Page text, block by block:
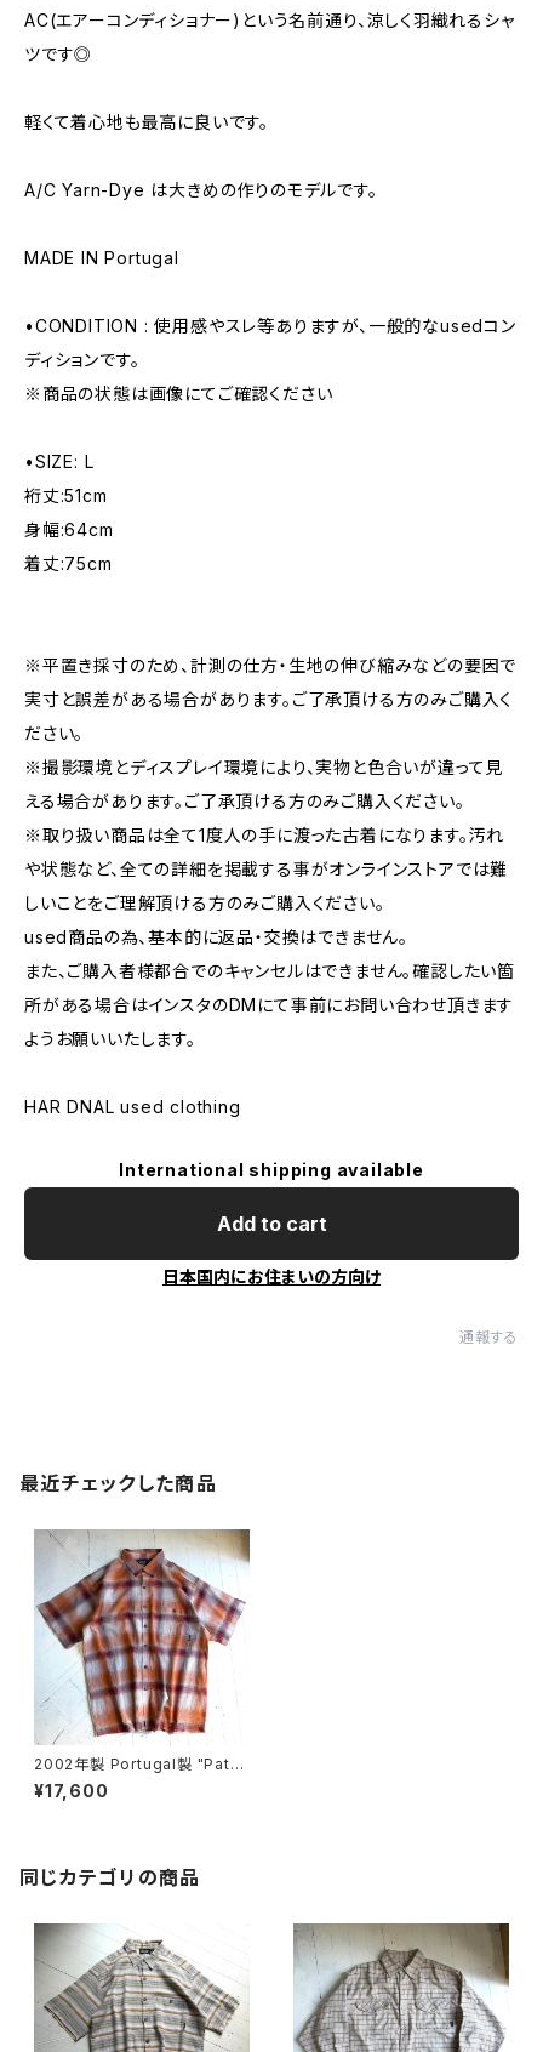
AC(エアーコンディショナー)という名前通り、涼しく羽織れるシャ
ツです◎
軽くて着心地も最高に良いです。
A/C Yarn-Dye は大きめの作りのモデルです。
MADE IN Portugal
•CONDITION : 使用感やスレ等ありますが、一般的なusedコン
ディションです。
※商品の状態は画像にてご確認ください
•SIZE: L
裄丈:51cm
身幅:64cm
着丈:75cm
※平置き採寸のため、計測の仕方・生地の伸び縮みなどの要因で
実寸と誤差がある場合があります。ご了承頂ける方のみご購入く
ださい。
※撮影環境とディスプレイ環境により、実物と色合いが違って見
える場合があります。ご了承頂ける方のみご購入ください。
※取り扱い商品は全て1度人の手に渡った古着になります。汚れ
や状態など、全ての詳細を掲載する事がオンラインストアでは難
しいことをご理解頂ける方のみご購入ください。
used商品の為、基本的に返品・交換はできません。
また、ご購入者様都合でのキャンセルはできません。確認したい箇
所がある場合はインスタのDMにて事前にお問い合わせ頂きます
ようお願いいたします。
HAR DNAL used clothing
International shipping available
Add to cart
日本国内にお住まいの方向け
通報する
最近チェックした商品
2002年製 Portugal製 "Pata
gonia" A/C Yarn-Dye shirt
¥17,600
同じカテゴリの商品